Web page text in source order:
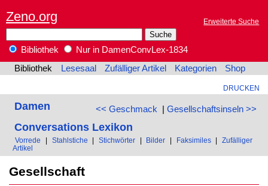
Zeno.org Erweiterte Suche
Bibliothek
Nur in DamenConvLex-1834
Bibliothek
Lesesaal Zufälliger Artikel Kategorien Shop
DRUCKEN
<< Geschmack | Gesellschaftsinseln >>
Damen
Conversations Lexikon
Vorrede | Stahlstiche | Stichwörter | Bilder | Faksimiles |
Zufälliger
Artikel
Gesellschaft